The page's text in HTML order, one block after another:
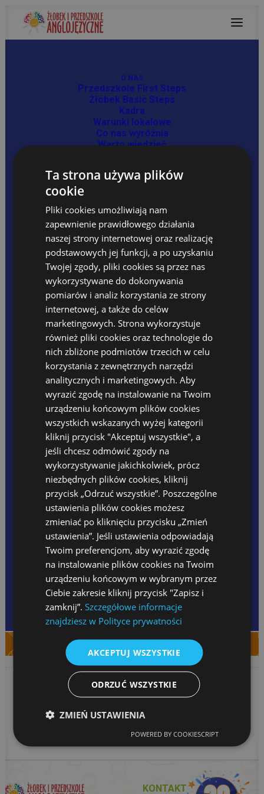
O NAS
Przedszkole First Steps
Żłobek Basic Steps
Kadra
Warunki lokalowe
Co nas wyróżnia
Warto wiedzieć
Filmy – jak uczymy
Korzyści z kształcenia dwujęzycznego
OFERTA
Organizacja grup
Program Dydaktyczny
Zajęcia dodatkowe
Forest Adventure
Oferta wakacyjna 2026
Opłaty
PLANY DNIA
REKRUTACJA
DLA RODZICA
Raporty z zajęć ŻŁOBEK
Raporty z zajęć POLSKIE
Jadłospis
Opłaty
Kącik rodzica
Kalendarz wydarzeń
Dni wolne
Ubezpieczenie 2024/2025
Standardy Ochrony Małoletnich
FESTIWAL
PROJEKT UNIJNY
TEACHERS ZONE
Anglojęzyczna Szkoła Podstawowa
Szkoła Języka Angielskiego International House
TEL.: 33 818-12-62
Zajęcia STEAM
It was all about exploration of balance for
Grasshoppers and Dragonflies during their STEAM
session this month.
KONTAKT
Ta strona używa plików
cookie
Pliki cookies umożliwiają nam
zapewnienie prawidłowego działania
naszej strony internetowej oraz realizację
podstawowych jej funkcji, a po uzyskaniu
Twojej zgody, pliki cookies są przez nas
wykorzystywane do dokonywania
pomiarów i analiz korzystania ze strony
internetowej, a także do celów
marketingowych. Strona wykorzystuje
również pliki cookies oraz technologie do
nich zbliżone podmiotów trzecich w celu
korzystania z zewnętrznych narzędzi
analitycznych i marketingowych. Aby
wyrazić zgodę na instalowanie na Twoim
urządzeniu końcowym plików cookies
wszystkich wskazanych wyżej kategorii
kliknij przycisk "Akceptuj wszystkie", a
jeśli chcesz odmówić zgody na
wykorzystywanie jakichkolwiek, prócz
niezbędnych plików cookies, kliknij
przycisk „Odrzuć wszystkie”. Poszczególne
ustawienia plików cookies możesz
zmieniać po kliknięciu przycisku „Zmień
ustawienia”. Jeśli ustawienia odpowiadają
Twoim preferencjom, aby wyrazić zgodę
na instalowanie plików cookies na Twoim
urządzeniu końcowym w wybranym przez
Ciebie zakresie kliknij przycisk "Zapisz i
zamknij”.Szczegółowe informacje
znajdziesz w Polityce prywatności
AKCEPTUJ WSZYSTKIE
ODRZUĆ WSZYSTKIE
ZMIEŃ USTAWIENIA
POWERED BY COOKIESCRIPT